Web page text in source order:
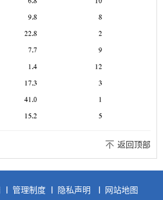
返回顶部
管理制度 隐私声明 网站地图